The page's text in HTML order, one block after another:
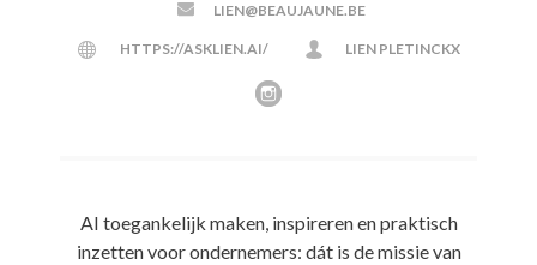
LIEN@BEAUJAUNE.BE
HTTPS://ASKLIEN.AI/ LIEN PLETINCKX
AI toegankelijk maken, inspireren en praktisch
inzetten voor ondernemers: dát is de missie van